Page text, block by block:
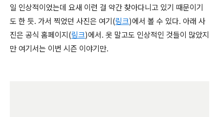
일 인상적이었는데 요새 이런 걸 약간 찾아다니고 있기 때문이기
도 한 듯. 가서 찍었던 사진은 여기(링크)에서 볼 수 있다. 아래 사
진은 공식 홈페이지(링크)에서. 옷 말고도 인상적인 것들이 많았지
만 여기서는 이번 시즌 이야기만.